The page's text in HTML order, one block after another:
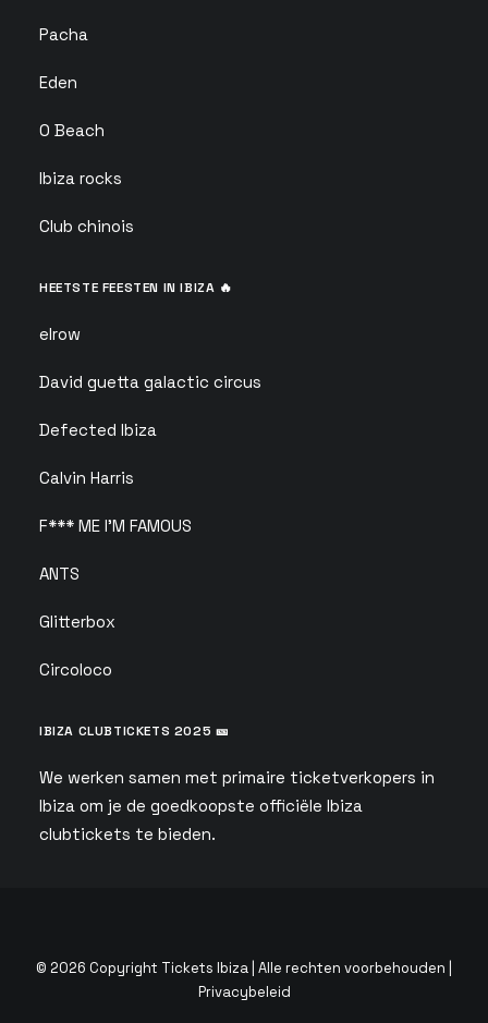
Pacha
Eden
O Beach
Ibiza rocks
Club chinois
HEETSTE FEESTEN IN IBIZA 🔥
elrow
David guetta galactic circus
Defected Ibiza
Calvin Harris
F*** ME I'M FAMOUS
ANTS
Glitterbox
Circoloco
IBIZA CLUBTICKETS 2025 🎫
We werken samen met primaire ticketverkopers in
Ibiza om je de goedkoopste officiële Ibiza
clubtickets te bieden.
© 2026 Copyright Tickets Ibiza | Alle rechten voorbehouden |
Privacybeleid